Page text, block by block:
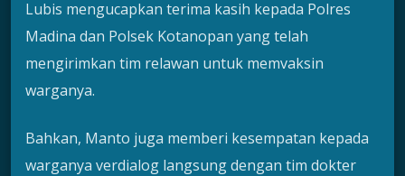
Lubis mengucapkan terima kasih kepada Polres
Madina dan Polsek Kotanopan yang telah
mengirimkan tim relawan untuk memvaksin
warganya.
Bahkan, Manto juga memberi kesempatan kepada
warganya verdialog langsung dengan tim dokter